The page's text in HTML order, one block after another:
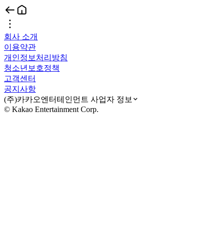
회사 소개
이용약관
개인정보처리방침
청소년보호정책
고객센터
공지사항
(주)카카오엔터테인먼트 사업자 정보
© Kakao Entertainment Corp.